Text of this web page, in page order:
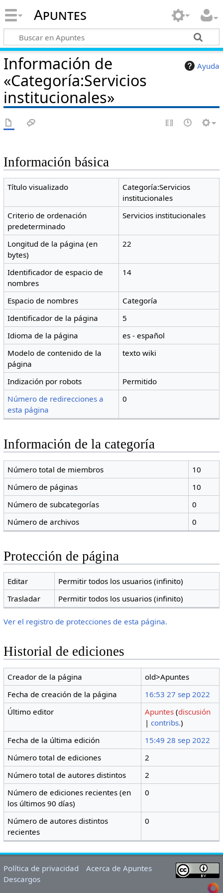
Apuntes
Ayuda
Información de
«Categoría:Servicios
institucionales»
Información básica
Título visualizado
Categoría:Servicios
institucionales
Criterio de ordenación
predeterminado
Servicios institucionales
Longitud de la página (en
bytes)
22
Identificador de espacio de
nombres
14
Espacio de nombres
Categoría
Identificador de la página
5
Idioma de la página
es - español
Modelo de contenido de la
página
texto wiki
Indización por robots
Permitido
Número de redirecciones a
esta página
0
Información de la categoría
Número total de miembros
10
Número de páginas
10
Número de subcategorías
0
Número de archivos
0
Protección de página
Editar
Permitir todos los usuarios (infinito)
Trasladar
Permitir todos los usuarios (infinito)
Ver el registro de protecciones de esta página.
Historial de ediciones
Creador de la página
old>Apuntes
Fecha de creación de la página
16:53 27 sep 2022
Último editor
Apuntes (discusión
|contribs.)
Fecha de la última edición
15:49 28 sep 2022
Número total de ediciones
2
Número total de autores distintos
2
Número de ediciones recientes (en
los últimos 90 días)
0
Número de autores distintos
recientes
0
Política de privacidad
Acerca de Apuntes
Descargos